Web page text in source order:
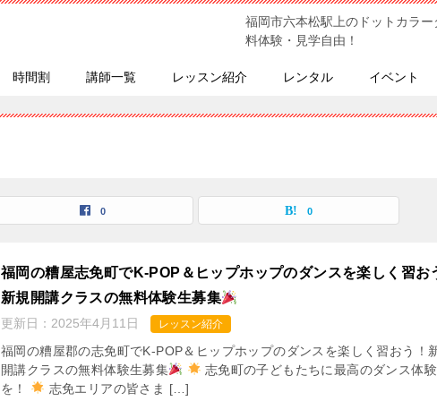
福岡市六本松駅上のドットカラ
料体験・見学自由！
時間割 講師一覧 レッスン紹介 レンタル イベント
0 0
福岡の糟屋志免町でK-POP＆ヒップホップのダンスを楽しく習お
新規開講クラスの無料体験生募集
更新日： 2025年4月11日 レッスン紹介
福岡の糟屋郡の志免町でK-POP＆ヒップホップのダンスを楽しく習おう！
開講クラスの無料体験生募集
志免町の子どもたちに最高のダンス体験
を！
志免エリアの皆さま […]